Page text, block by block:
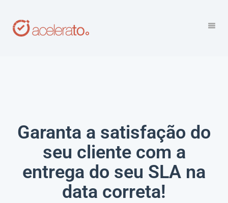
Garanta a satisfação do
seu cliente com a
entrega do seu SLA na
data correta!